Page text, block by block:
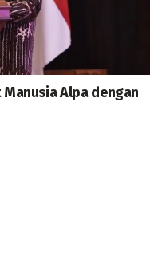
Alpa dengan